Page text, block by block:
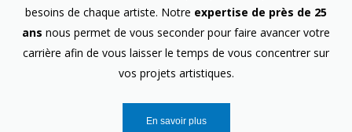
besoins de chaque artiste. Notre expertise de près de 25
ans nous permet de vous seconder pour faire avancer votre
carrière afin de vous laisser le temps de vous concentrer sur
vos projets artistiques.
En savoir plus